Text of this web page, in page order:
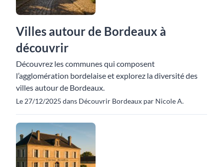
Villes autour de Bordeaux à
découvrir
Découvrez les communes qui composent
l’agglomération bordelaise et explorez la diversité des
villes autour de Bordeaux.
Le 27/12/2025 dans Découvrir Bordeaux par Nicole A.